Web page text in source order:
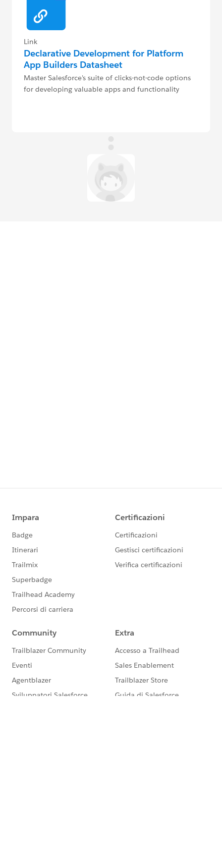
Link
Declarative Development for Platform
App Builders Datasheet
Master Salesforce's suite of clicks-not-code options
for developing valuable apps and functionality